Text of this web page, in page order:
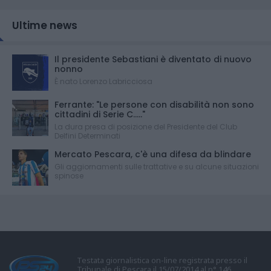
Ultime news
Il presidente Sebastiani è diventato di nuovo
nonno
È nato Lorenzo Labricciosa
Ferrante: "Le persone con disabilità non sono
cittadini di Serie C....."
La dura presa di posizione del Presidente del Club
Delfini Determinati
Mercato Pescara, c'è una difesa da blindare
Gli aggiornamenti sulle trattative e su alcune situazioni
spinose
Testata giornalistica on-line registrata presso il